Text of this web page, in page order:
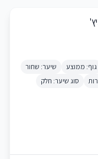
גוף: ממוצע
שיער: שחור
סוג שיער: חלק